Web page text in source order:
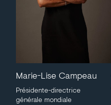
Marie-Lise Campeau
Présidente-directrice
générale mondiale